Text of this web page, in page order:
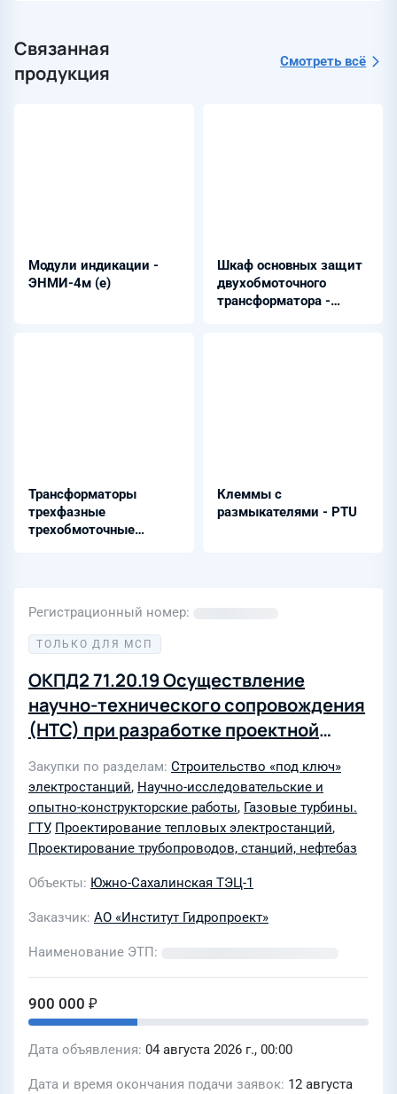
Связанная
продукция
Смотреть всё
Модули индикации -
ЭНМИ-4м (е)
Шкаф основных защит
двухобмоточного
трансформатора -
Трансформаторы
трехфазные
трехобмоточные
Клеммы с
размыкателями - PTU
Регистрационный номер
ТОЛЬКО ДЛЯ МСП
ОКПД2 71.20.19 Осуществление
научно-технического сопровождения
(НТС) при разработке проектной
«Конструктивные решения» в объёме
технологической эстакады
газопроводов с давлением более 1,2
МПа и сопутствующих зданий и
сооружений проекта «Реконструкция
строительства 6-го энергоблока
мощностью 50 МВт с установкой двух
газотурбинных энергоагрегатов
ЭГЭС-25ПА (Лот № 0112-ОСН ПРОД
ДОХ-2026-ГП)
Закупки по разделам Строительство «под ключ»
электростанций, Научно-исследовательские и
опытно-конструкторские работы, Газовые турбины.
ГТУ, Проектирование тепловых электростанций,
Проектирование трубопроводов, станций, нефтебаз
Объекты Южно-Сахалинская ТЭЦ-1
Заказчик АО «Институт Гидропроект»
Наименование ЭТП
900 000 ₽
Дата объявления 04 августа 2026 г., 00:00
Дата и время окончания подачи заявок 12 августа